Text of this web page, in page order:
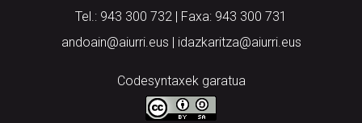
Tel.: 943 300 732 | Faxa: 943 300 731
andoain@aiurri.eus | idazkaritza@aiurri.eus
Codesyntaxek garatua